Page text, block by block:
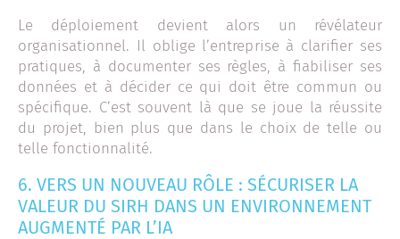
Le déploiement devient alors un révélateur
organisationnel. Il oblige l’entreprise à clarifier ses
pratiques, à documenter ses règles, à fiabiliser ses
données et à décider ce qui doit être commun ou
spécifique. C’est souvent là que se joue la réussite
du projet, bien plus que dans le choix de telle ou
telle fonctionnalité.
6. VERS UN NOUVEAU RÔLE : SÉCURISER LA
VALEUR DU SIRH DANS UN ENVIRONNEMENT
AUGMENTÉ PAR L’IA